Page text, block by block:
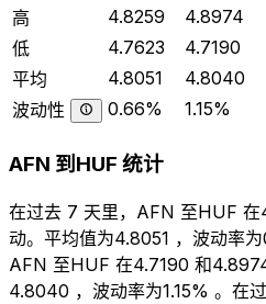
高
4.8259 4.8974
低
4.7623 4.7190
平均
4.8051 4.8040
波动性
0.66% 1.15%
AFN 到HUF 统计
在过去 7 天里，AFN 至HUF
动。平均值为4.8051 ，波动率
AFN 至HUF 在4.7190 和
4.8040 ，波动率为1.15% 。在